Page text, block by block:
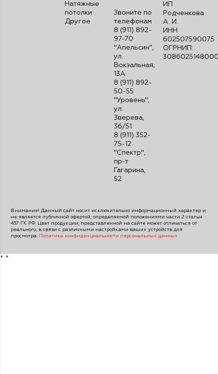
Натяжные
потолки
Другое
Звоните по
телефонам
8 (911) 892-
97-70
"Апельсин",
ул.
Вокзальная,
13А
8 (911) 892-
50-55
"Уровень",
ул.
Зверева,
36/51
8 (911) 352-
75-12
"Спектр",
пр-т
Гагарина,
52
ИП
Родченкова
А. И.
ИНН
602507590075
ОГРНИП:
Внимание! Данный сайт носит исключительно информационный характер и
не является публичной офертой, определяемой положениями части 2 статьи
437 ГК РФ. Цвет продукции, представленной на сайте может отличаться от
реального, в связи с различными настройками ваших устройств для
просмотра. Политика конфиденциальности персональных данных
* *